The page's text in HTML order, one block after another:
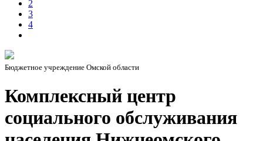
2
3
4
Бюджетное учреждение Омской области
Комплексный центр
социального обслуживания